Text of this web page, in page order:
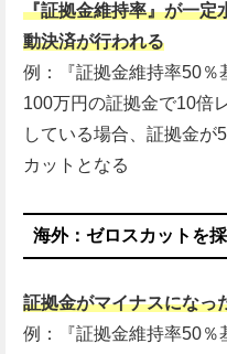
『証拠金維持率』が一定
動決済が行われる
例：『証拠金維持率50％
100万円の証拠金で10倍
している場合、証拠金が
カットとなる
海外：ゼロスカットを
証拠金がマイナスになっ
例：『証拠金維持率50％